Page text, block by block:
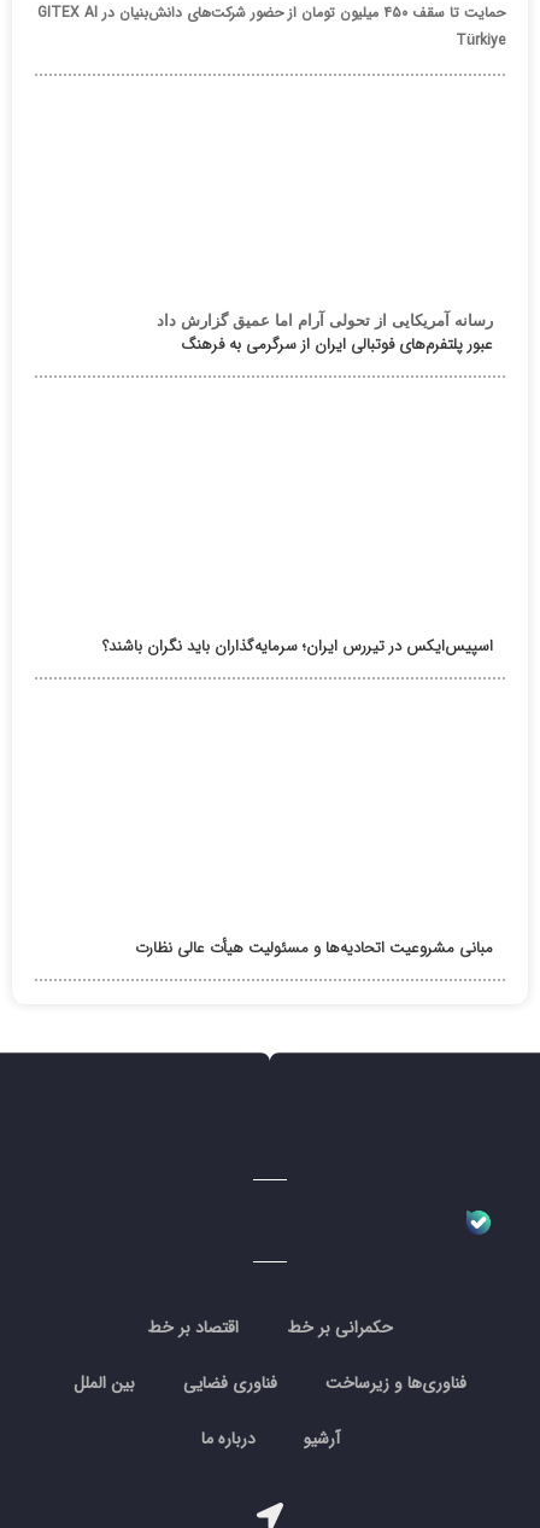
حمایت تا سقف ۴۵۰ میلیون تومان از حضور شرکت‌های دانش‌بنیان در GITEX AI
Türkiye
رسانه آمریکایی از تحولی آرام اما عمیق گزارش داد
عبور پلتفرم‌های فوتبالی ایران از سرگرمی به فرهنگ
اسپیس‌ایکس در تیررس ایران؛ سرمایه‌گذاران باید نگران باشند؟
مبانی مشروعیت اتحادیه‌ها و مسئولیت هیأت عالی نظارت
حکمرانی بر خط اقتصاد بر خط
فناوری‌ها و زیرساخت فناوری فضایی بین الملل
آرشیو درباره ما